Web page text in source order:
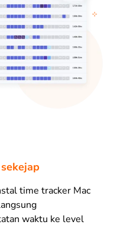
time tracker Mac
waktu ke level